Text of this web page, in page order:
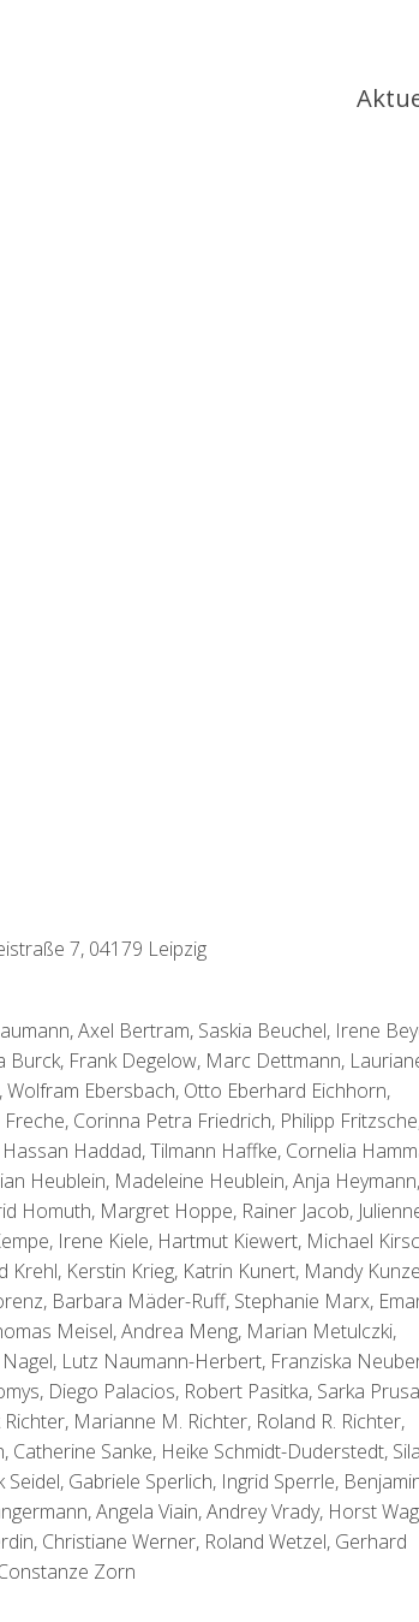
7, 04179 Leipzig
Axel Bertram, Saskia Beuchel, Irene
Frank Degelow, Marc Dettmann,
Ebersbach, Otto Eberhard Eichhorn,
Corinna Petra Friedrich, Philipp
Haddad, Tilmann Haffke, Cornelia
Heublein, Madeleine Heublein, Anja Heymann,
Homuth, Margret Hoppe, Rainer Jacob,
Irene Kiele, Hartmut Kiewert, Michael
Kerstin Krieg, Katrin Kunert, Mandy
Barbara Mäder-Ruff, Stephanie Marx,
Meisel, Andrea Meng, Marian Metulczki,
Lutz Naumann-Herbert, Franziska
Diego Palacios, Robert Pasitka, Sarka
Marianne M. Richter, Roland R. Richter,
Catherine Sanke, Heike Schmidt-Duderstedt,
Gabriele Sperlich, Ingrid Sperrle,
Angela Viain, Andrey Vrady, Horst
Christiane Werner, Roland Wetzel, Gerhard
Zorn